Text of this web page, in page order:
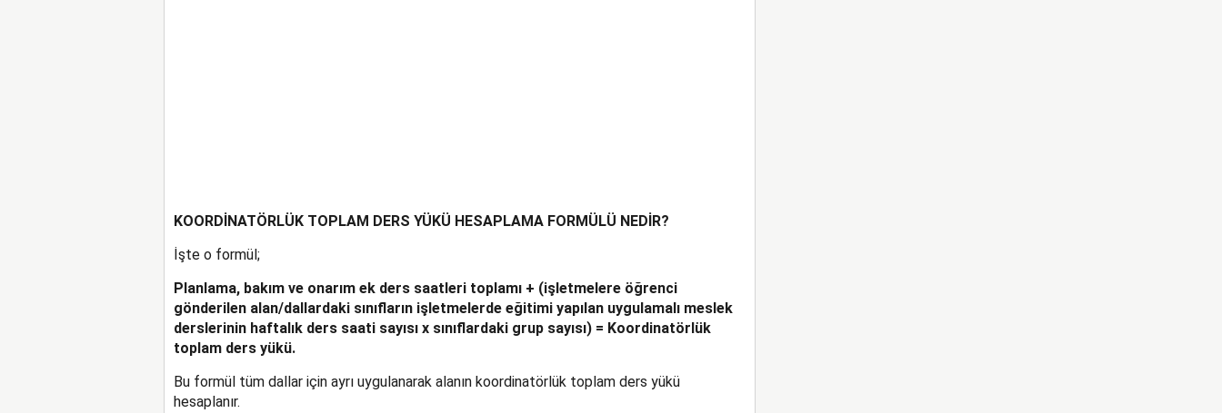
KOORDİNATÖRLÜK TOPLAM DERS YÜKÜ HESAPLAMA FORMÜLÜ NEDİR?
İşte o formül;
Planlama, bakım ve onarım ek ders saatleri toplamı + (işletmelere öğrenci
gönderilen alan/dallardaki sınıfların işletmelerde eğitimi yapılan uygulamalı meslek
derslerinin haftalık ders saati sayısı x sınıflardaki grup sayısı) = Koordinatörlük
toplam ders yükü.
Bu formül tüm dallar için ayrı uygulanarak alanın koordinatörlük toplam ders yükü
hesaplanır.